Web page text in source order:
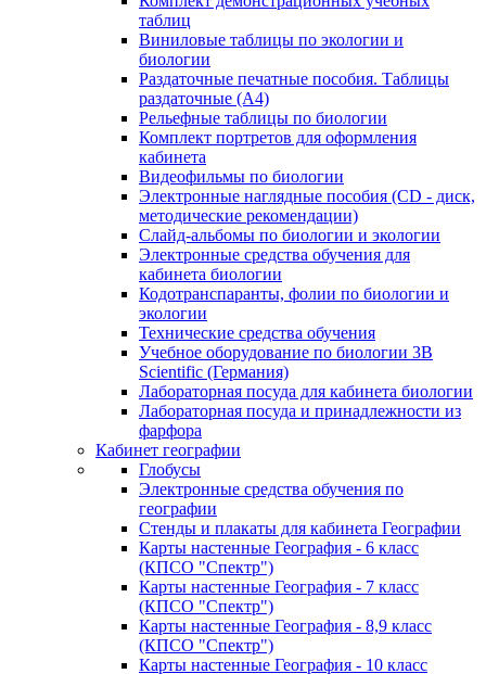
таблиц
Виниловые таблицы по экологии и
биологии
Раздаточные печатные пособия. Таблицы
раздаточные (А4)
Рельефные таблицы по биологии
Комплект портретов для оформления
кабинета
Видеофильмы по биологии
Электронные наглядные пособия (CD - диск,
методические рекомендации)
Слайд-альбомы по биологии и экологии
Электронные средства обучения для
кабинета биологии
Кодотранспаранты, фолии по биологии и
экологии
Технические средства обучения
Учебное оборудование по биологии 3B
Scientific (Германия)
Лабораторная посуда для кабинета биологии
Лабораторная посуда и принадлежности из
фарфора
Кабинет географии
Глобусы
Электронные средства обучения по
географии
Стенды и плакаты для кабинета Географии
Карты настенные География - 6 класс
(КПСО "Спектр")
Карты настенные География - 7 класс
(КПСО "Спектр")
Карты настенные География - 8,9 класс
(КПСО "Спектр")
Карты настенные География - 10 класс